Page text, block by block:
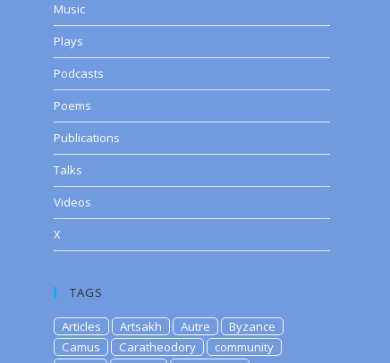
Music
Plays
Podcasts
Poems
Publications
Talks
Videos
X
TAGS
Articles Artsakh Autre
Byzance
Camus
Caratheodory
community